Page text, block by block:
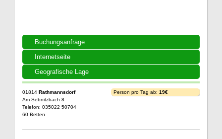
Buchungsanfrage
Internetseite
Geografische Lage
01814 Rathmannsdorf
Am Sebnitzbach 8
Telefon: 035022 50704
60 Betten
Person pro Tag ab: 19€